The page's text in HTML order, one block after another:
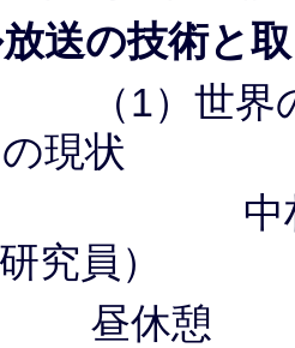
送の技術と
1）世界の
現状
美子（
究員）
昼休憩